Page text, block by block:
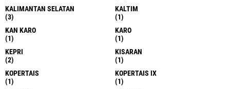
KALIMANTAN SELATAN
(3)
KALTIM
(1)
KAN KARO
(1)
KARO
(1)
KEPRI
(2)
KISARAN
(1)
KOPERTAIS
(1)
KOPERTAIS IX
(1)